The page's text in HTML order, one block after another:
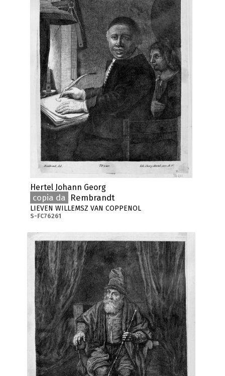
Hertel Johann Georg
copia da Rembrandt
LIEVEN WILLEMSZ VAN COPPENOL
S-FC76261